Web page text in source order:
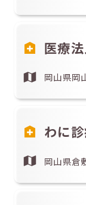
医療
岡山県岡
わに
岡山県倉